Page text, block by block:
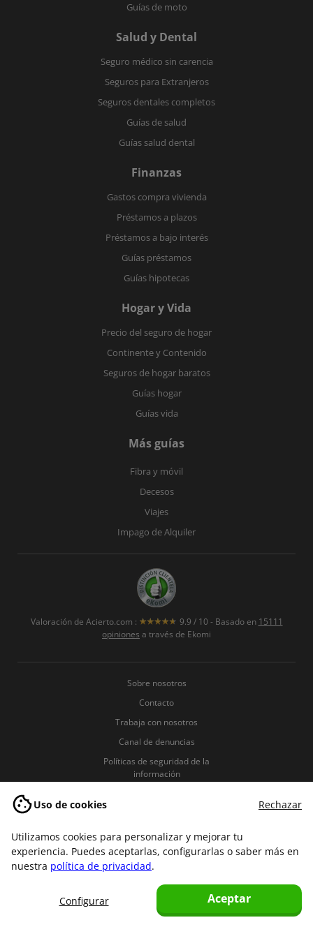
Uso de cookies Rechazar
Utilizamos cookies para personalizar y mejorar tu
experiencia. Puedes aceptarlas, configurarlas o saber más en
nuestra política de privacidad.
Aceptar
Configurar
Guías de moto
Salud y Dental
Seguro médico sin carencia
Seguros para Extranjeros
Seguros dentales completos
Guías de salud
Guías salud dental
Finanzas
Gastos compra vivienda
Préstamos a plazos
Préstamos a bajo interés
Guías préstamos
Guías hipotecas
Hogar y Vida
Precio del seguro de hogar
Continente y Contenido
Seguros de hogar baratos
Guías hogar
Guías vida
Más guías
Fibra y móvil
Decesos
Viajes
Impago de Alquiler
Valoración de Acierto.com : 9.9 / 10 - Basado en 15111
opiniones a través de Ekomi
Sobre nosotros
Contacto
Trabaja con nosotros
Canal de denuncias
Políticas de seguridad de la
información
Términos y condiciones
Aviso legal
Copyright © 2007-2026 Acierto.com